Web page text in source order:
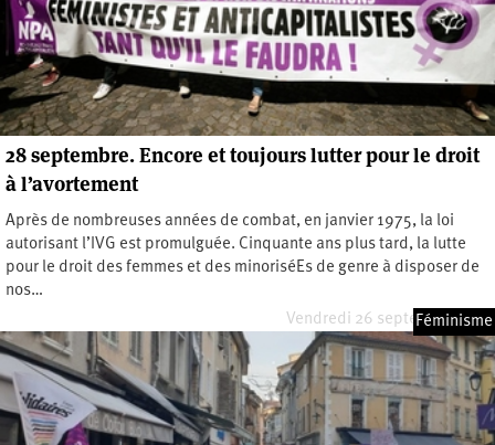
28 septembre. Encore et toujours lutter pour le droit
à l’avortement
Après de nombreuses années de combat, en janvier 1975, la loi
autorisant l’IVG est promulguée. Cinquante ans plus tard, la lutte
pour le droit des femmes et des minoriséEs de genre à disposer de
nos…
Vendredi 26 septembre 2025
Féminisme